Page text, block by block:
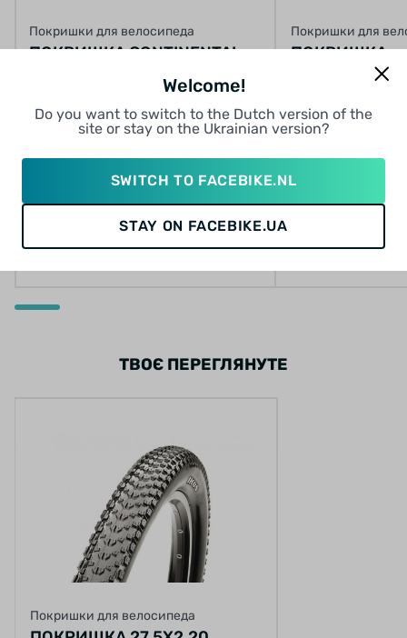
Покришки для велосипеда
ПОКРИШКА CONTINENTAL
RIDE CLASSIC 28" | 700 X 42C
(40C) | 28 X 1.60 СІРА, НЕ
СКЛАДНА
12 12 9 12
1 035 грн
Покришки для
ПОКРИШКА
LONGUS/
2C-MTB SPS
12
947 грн
ТВОЄ ПЕРЕГЛЯНУТЕ
Покришки для велосипеда
Welcome!
Do you want to switch to the Dutch version of the
site or stay on the Ukrainian version?
SWITCH TO FACEBIKE.NL
STAY ON FACEBIKE.UA